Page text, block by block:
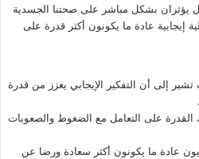
يؤثران بشكل مباشر على صحتنا الجسدية
إيجابية عادة ما يكونون أكثر قدرة على
إلى أن التفكير الإيجابي يعزز من قدرة
القدرة على التعامل مع الضغوط والصعوبات
عادة ما يكونون أكثر سعادة ورضا عن